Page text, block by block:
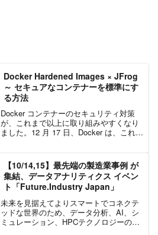
Docker Hardened Images × JFrog
～ セキュアなコンテナーを標準にす
る方法
Docker コンテナーのセキュリティ対策
が、これまで以上に取り組みやすくなり
ました。12 月 17 日、Docker は、これま
か...
【10/14,15】最先端の製造業事例 が
集結、データアナリティクス イベン
ト「Future.Industry Japan」
未来を見据えてよりスマートでコネクテ
ッドな世界のため、データ分析、AI、シ
ミュレーション、HPCテクノロジーの融